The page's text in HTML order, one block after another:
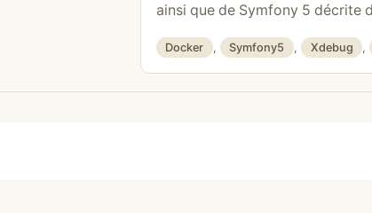
ainsi que de Symfony 5 décrite
Docker, Symfony 5 Création
MacOS, il est nécessaire de
Catégories
Docker , Symfony5 , Xdebug ,